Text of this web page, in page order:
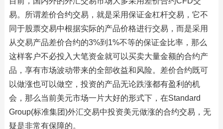
易。所谓差价合约交易，就是采用保证金杠杆交易，它不
同于股票交易中根据实际的产品价格进行交易，而是采用
从交易产品差价合约的3%到1%不等的保证金比率，那么
这样客户不必投入大笔资金就可以买卖大量金额的合约产
品，享有市场波动带来的全部收益和风险。差价合约既可
以做涨也可以做空，投资的产品无论跌涨都有盈利的机
会，那么当前美元市场一片大好的形式下，在Standard
Group(标准集团)外汇交易中投资美元做涨的合约交易，无
疑是非常有保障的。